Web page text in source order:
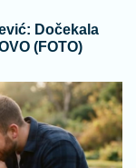
Dočekala
(FOTO)